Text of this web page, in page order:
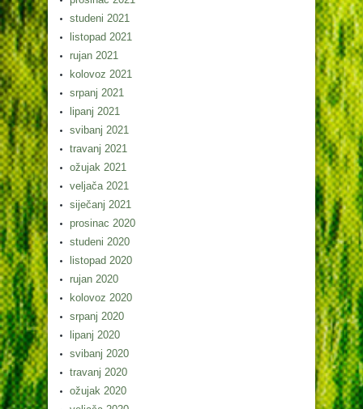
studeni 2021
listopad 2021
rujan 2021
kolovoz 2021
srpanj 2021
lipanj 2021
svibanj 2021
travanj 2021
ožujak 2021
veljača 2021
siječanj 2021
prosinac 2020
studeni 2020
listopad 2020
rujan 2020
kolovoz 2020
srpanj 2020
lipanj 2020
svibanj 2020
travanj 2020
ožujak 2020